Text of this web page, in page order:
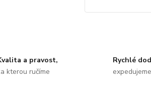
a pravost,
kterou ručíme
Rychlé